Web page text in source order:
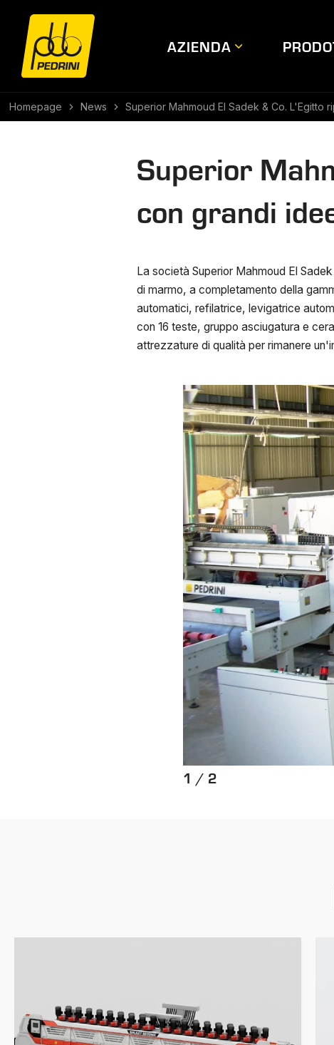
AZIENDA
Homepage News Superior Mahmoud El Sadek & Co. L'Egitto
Superior
con grandi
La società Superior Mahmoud El
di marmo, a completamento della
automatici, refilatrice, levigatrice
con 16 teste, gruppo asciugatura e
attrezzature di qualità per rimanere
1 / 2